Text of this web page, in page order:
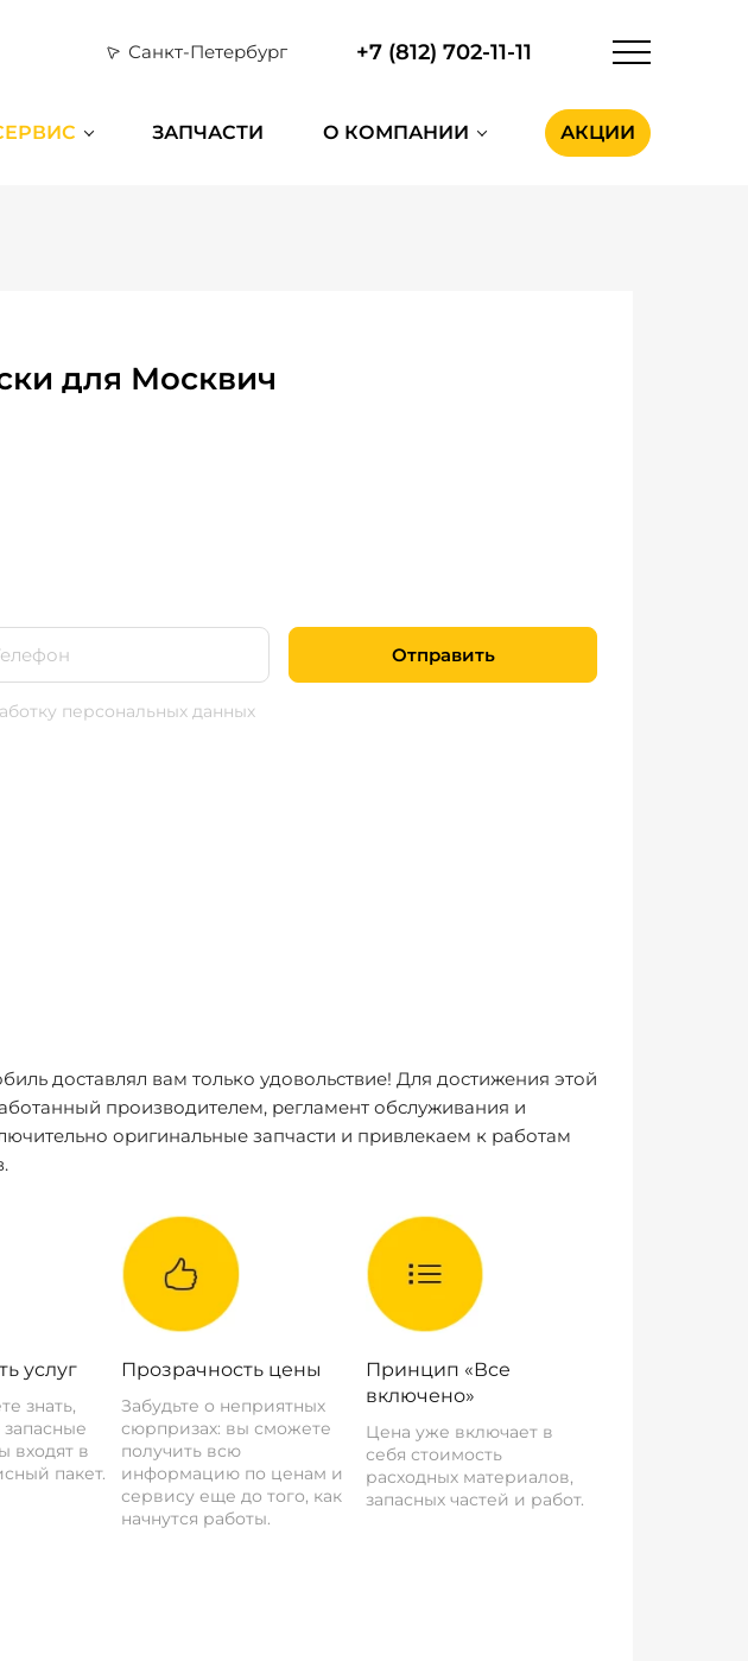
Санкт-Петербург +7 (812) 702-11-11
ЗАПЧАСТИ О КОМПАНИИ АКЦИИ
для Москвич
Отправить
персональных данных
доставлял вам только удовольствие! Для достижения этой
производителем, регламент обслуживания и
оригинальные запчасти и привлекаем к работам
услуг
знать,
входят в
пакет.
Прозрачность цены
Забудьте о неприятных
сюрпризах: вы сможете
получить всю
информацию по ценам и
сервису еще до того, как
начнутся работы.
Принцип «Все
включено»
Цена уже включает в
себя стоимость
расходных материалов,
запасных частей и работ.